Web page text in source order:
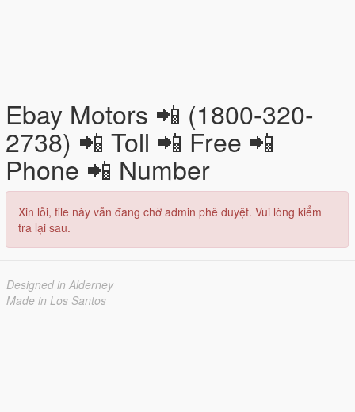
Ebay Motors 📲 (1800-320-
2738) 📲 Toll 📲 Free 📲
Phone 📲 Number
Xin lỗi, file này vẫn đang chờ admin phê duyệt. Vui lòng kiểm
tra lại sau.
Designed in Alderney
Made in Los Santos